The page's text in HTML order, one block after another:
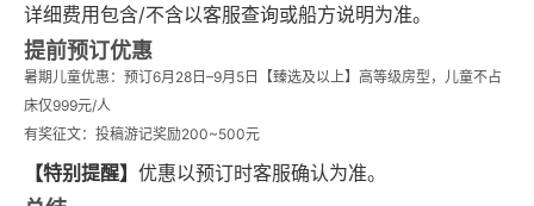
详细费用包含/不含以客服查询或船方说明为准。
提前预订优惠
暑期儿童优惠：预订6月28日–9月5日【臻选及以上】高等级房型，儿童不占
床仅999元/人
有奖征文：投稿游记奖励200~500元
【特别提醒】 优惠以预订时客服确认为准。